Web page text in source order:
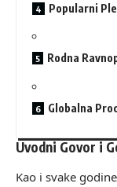
Popularni
Rodna
Globalna
Uvodni Govor i
Kao i svake